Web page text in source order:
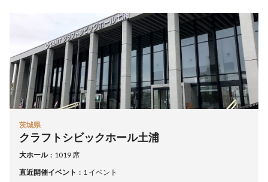
茨城県
クラフトシビックホール土浦
大ホール
1019 席
直近開催イベント
1 イベント